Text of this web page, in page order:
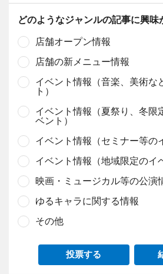
どのようなジャンルの記事に興味
店舗オープン情報
店舗の新メニュー情報
イベント情報（音楽、美術な
ト）
イベント情報（夏祭り、冬限
ベント）
イベント情報（セミナー等の
イベント情報（地域限定のイ
映画・ミュージカル等の公演
ゆるキャラに関する情報
その他
投票する